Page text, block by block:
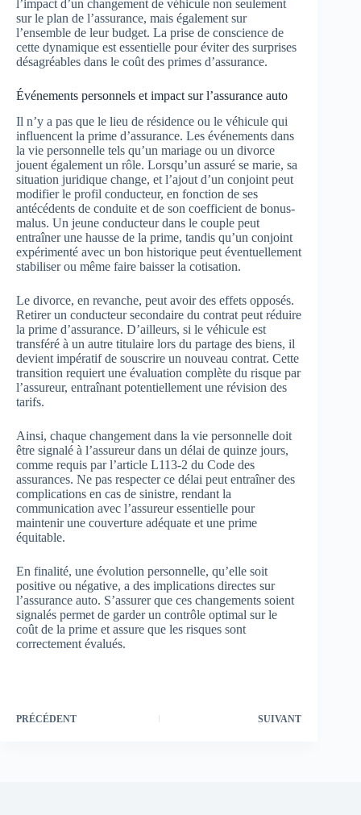
l’impact d’un changement de véhicule non seulement
sur le plan de l’assurance, mais également sur
l’ensemble de leur budget. La prise de conscience de
cette dynamique est essentielle pour éviter des surprises
désagréables dans le coût des primes d’assurance.
Événements personnels et impact sur l’assurance auto
Il n’y a pas que le lieu de résidence ou le véhicule qui
influencent la prime d’assurance. Les événements dans
la vie personnelle tels qu’un mariage ou un divorce
jouent également un rôle. Lorsqu’un assuré se marie, sa
situation juridique change, et l’ajout d’un conjoint peut
modifier le profil conducteur, en fonction de ses
antécédents de conduite et de son coefficient de bonus-
malus. Un jeune conducteur dans le couple peut
entraîner une hausse de la prime, tandis qu’un conjoint
expérimenté avec un bon historique peut éventuellement
stabiliser ou même faire baisser la cotisation.
Le divorce, en revanche, peut avoir des effets opposés.
Retirer un conducteur secondaire du contrat peut réduire
la prime d’assurance. D’ailleurs, si le véhicule est
transféré à un autre titulaire lors du partage des biens, il
devient impératif de souscrire un nouveau contrat. Cette
transition requiert une évaluation complète du risque par
l’assureur, entraînant potentiellement une révision des
tarifs.
Ainsi, chaque changement dans la vie personnelle doit
être signalé à l’assureur dans un délai de quinze jours,
comme requis par l’article L113-2 du Code des
assurances. Ne pas respecter ce délai peut entraîner des
complications en cas de sinistre, rendant la
communication avec l’assureur essentielle pour
maintenir une couverture adéquate et une prime
équitable.
En finalité, une évolution personnelle, qu’elle soit
positive ou négative, a des implications directes sur
l’assurance auto. S’assurer que ces changements soient
signalés permet de garder un contrôle optimal sur le
coût de la prime et assure que les risques sont
correctement évalués.
PRÉCÉDENT SUIVANT